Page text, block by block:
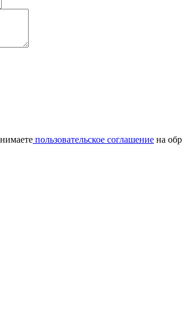
пользовательское соглашение на